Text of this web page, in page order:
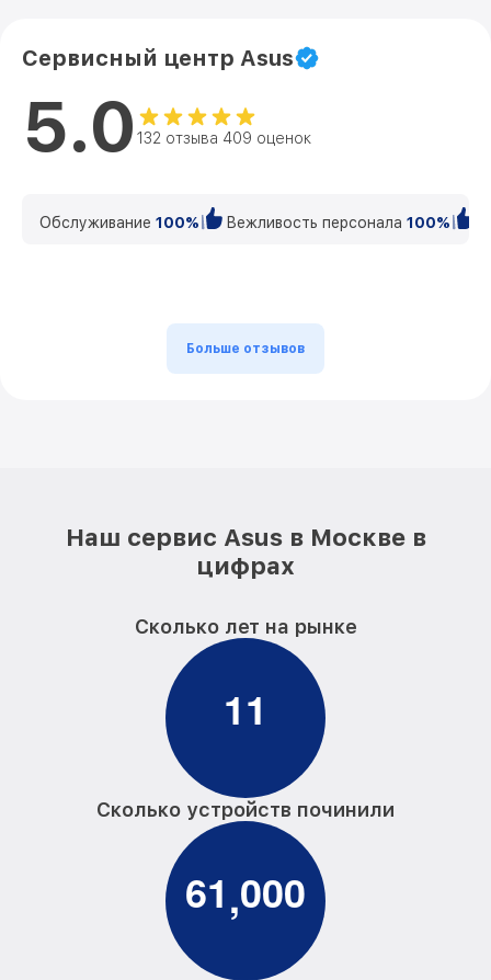
Сервисный центр Asus
5.0 132 отзыва 409 оценок
Обслуживание 100% Вежливость персонала 100%
Больше отзывов
Наш сервис Asus в Москве в
цифрах
Сколько лет на рынке
11
Сколько устройств починили
61,000